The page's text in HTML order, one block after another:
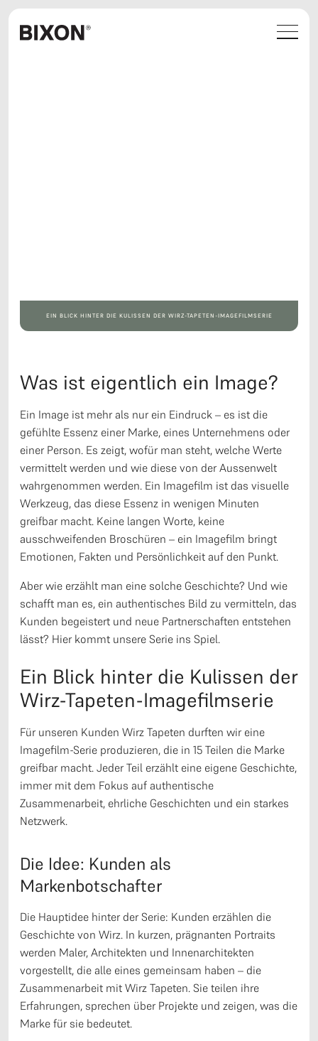
EIN BLICK HINTER DIE KULISSEN DER WIRZ-TAPETEN-IMAGEFILMSERIE
Was ist eigentlich ein Image?
Ein Image ist mehr als nur ein Eindruck – es ist die
gefühlte Essenz einer Marke, eines Unternehmens oder
einer Person. Es zeigt, wofür man steht, welche Werte
vermittelt werden und wie diese von der Aussenwelt
wahrgenommen werden. Ein Imagefilm ist das visuelle
Werkzeug, das diese Essenz in wenigen Minuten
greifbar macht. Keine langen Worte, keine
ausschweifenden Broschüren – ein Imagefilm bringt
Emotionen, Fakten und Persönlichkeit auf den Punkt.
Aber wie erzählt man eine solche Geschichte? Und wie
schafft man es, ein authentisches Bild zu vermitteln, das
Kunden begeistert und neue Partnerschaften entstehen
lässt? Hier kommt unsere Serie ins Spiel.
Ein Blick hinter die Kulissen der
Wirz-Tapeten-Imagefilmserie
Für unseren Kunden Wirz Tapeten durften wir eine
Imagefilm-Serie produzieren, die in 15 Teilen die Marke
greifbar macht. Jeder Teil erzählt eine eigene Geschichte,
immer mit dem Fokus auf authentische
Zusammenarbeit, ehrliche Geschichten und ein starkes
Netzwerk.
Die Idee: Kunden als
Markenbotschafter
Die Hauptidee hinter der Serie: Kunden erzählen die
Geschichte von Wirz. In kurzen, prägnanten Portraits
werden Maler, Architekten und Innenarchitekten
vorgestellt, die alle eines gemeinsam haben – die
Zusammenarbeit mit Wirz Tapeten. Sie teilen ihre
Erfahrungen, sprechen über Projekte und zeigen, was die
Marke für sie bedeutet.